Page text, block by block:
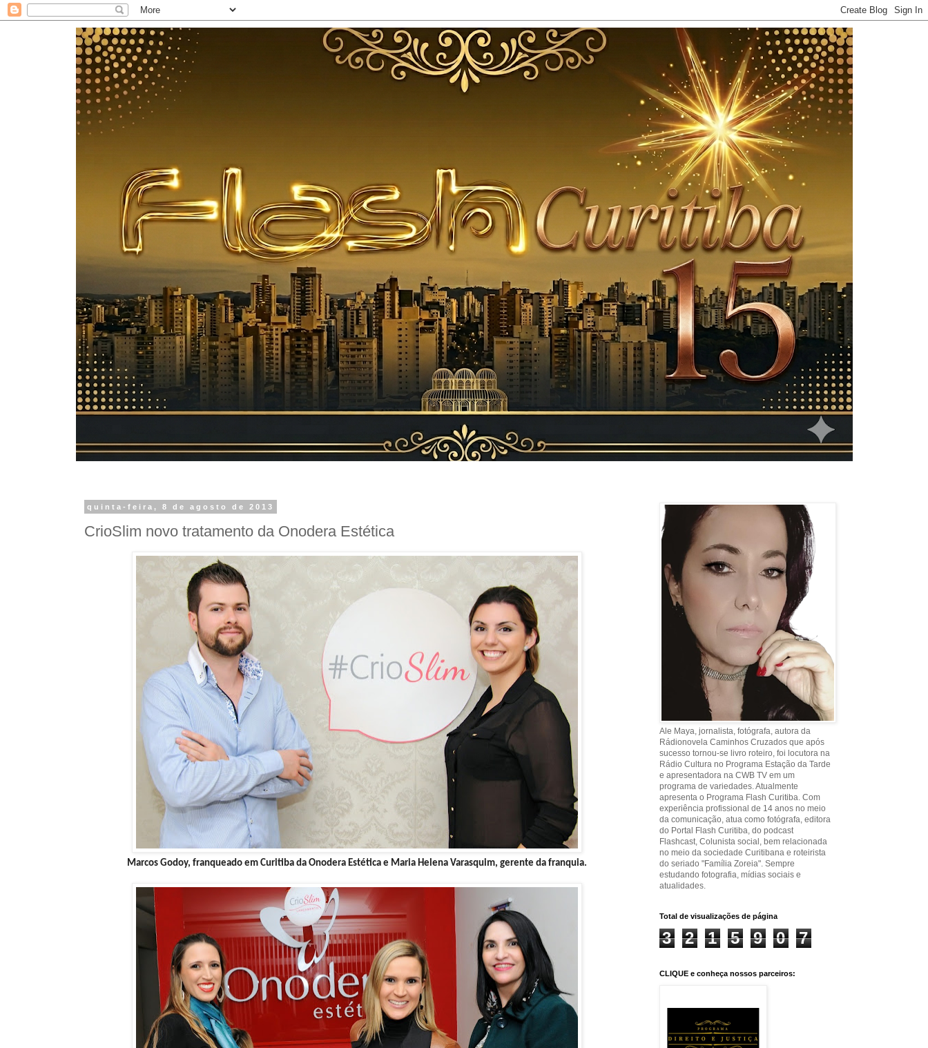
quinta-feira, 8 de agosto de 2013
CrioSlim novo tratamento da Onodera Estética
Marcos Godoy, franqueado em Curitiba da Onodera Estética e Maria Helena Varasquim, gerente da franquia.
Ale Maya, jornalista, fotógrafa, autora da
Rádionovela Caminhos Cruzados que após
sucesso tornou-se livro roteiro, foi locutora na
Rádio Cultura no Programa Estação da Tarde
e apresentadora na CWB TV em um
programa de variedades. Atualmente
apresenta o Programa Flash Curitiba. Com
experiência profissional de 14 anos no meio
da comunicação, atua como fotógrafa, editora
do Portal Flash Curitiba, do podcast
Flashcast, Colunista social, bem relacionada
no meio da sociedade Curitibana e roteirista
do seriado "Família Zoreia". Sempre
estudando fotografia, mídias sociais e
atualidades.
Total de visualizações de página
3 2 1 5 9 0 7
CLIQUE e conheça nossos parceiros: